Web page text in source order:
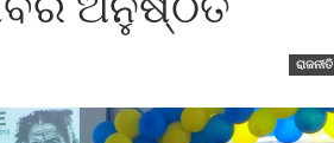
ରାଜନୀତି